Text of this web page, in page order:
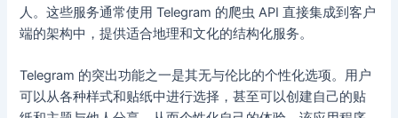
人。这些服务通常使用 Telegram 的爬虫 API 直接集成到客户
端的架构中，提供适合地理和文化的结构化服务。
Telegram 的突出功能之一是其无与伦比的个性化选项。用户
可以从各种样式和贴纸中进行选择，甚至可以创建自己的贴